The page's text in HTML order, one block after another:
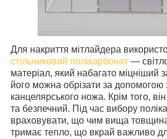
Для накриття мітлайдера
стільниковий полікарбонат —
матеріал, який набагато міцніший
його можна обрізати за допомогою
канцелярського ножа. Крім того,
та безпечний. Під час вибору
враховувати, що чим вища
тримає тепло, що вкрай важливо